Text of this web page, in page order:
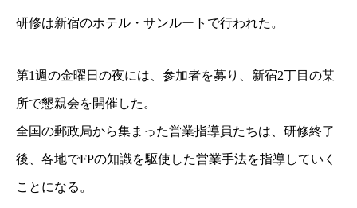
研修は新宿のホテル・サンルートで行われた。
第1週の金曜日の夜には、参加者を募り、 新宿2丁目の某
所で懇親会を開催した。
全国の郵政局から集まった営業指導員たちは、研修終了
後、各地でFPの知識を駆使した営業手法を指導していく
ことになる。